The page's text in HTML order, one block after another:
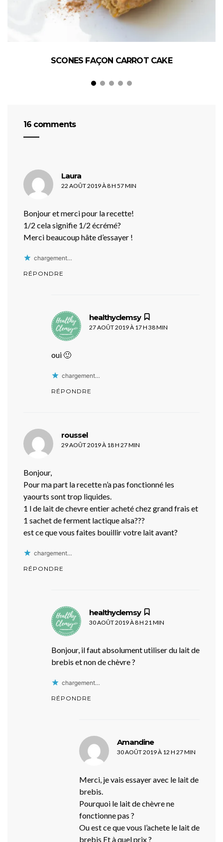
SCONES FAÇON CARROT CAKE
16 comments
Laura
22 AOÛT 2019 À 8 H 57 MIN
Bonjour et merci pour la recette!
1/2 cela signifie 1/2 écrémé?
Merci beaucoup hâte d’essayer !
chargement…
RÉPONDRE
healthyclemsy
27 AOÛT 2019 À 17 H 38 MIN
oui 🙂
chargement…
RÉPONDRE
rousseldit :
29 AOÛT 2019 À 18 H 27 MIN
Bonjour,
Pour ma part la recette n’a pas fonctionné les
yaourts sont trop liquides.
1 l de lait de chevre entier acheté chez grand frais et
1 sachet de ferment lactique alsa???
est ce que vous faites bouillir votre lait avant?
chargement…
RÉPONDRE
healthyclemsy
30 AOÛT 2019 À 8 H 21 MIN
Bonjour, il faut absolument utiliser du lait de
brebis et non de chèvre ?
chargement…
RÉPONDRE
Amandinedit :
30 AOÛT 2019 À 12 H 27 MIN
Merci, je vais essayer avec le lait de
brebis.
Pourquoi le lait de chèvre ne
fonctionne pas ?
Ou est ce que vous l’achete le lait de
brebis Et à quel prix ?